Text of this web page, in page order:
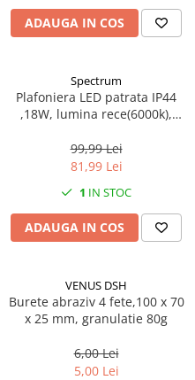
ADAUGA IN COS
Spectrum
Plafoniera LED patrata IP44
,18W, lumina rece(6000k),
99,99 Lei
81,99 Lei
1 IN STOC
ADAUGA IN COS
VENUS DSH
Burete abraziv 4 fete,100 x 70
x 25 mm, granulatie 80g
6,00 Lei
5,00 Lei